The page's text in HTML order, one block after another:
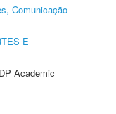
Comunicação
E
Academic